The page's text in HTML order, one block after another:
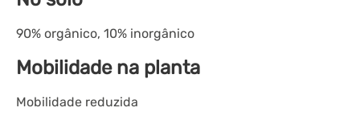
90% orgânico, 10% inorgânico
Mobilidade na planta
Mobilidade reduzida